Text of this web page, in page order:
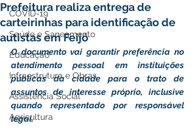
COVID-19
Saúde e Saneamento
Educação
Infraestrutura e Obras
Assistência Social
Agricultura
Prefeitura realiza entrega de
carteirinhas para identificação de
autistas em Feijó
O documento vai garantir preferência no
atendimento pessoal em instituições
públicas da cidade para o trato de
assuntos de interesse próprio, inclusive
quando representado por responsável
legal.